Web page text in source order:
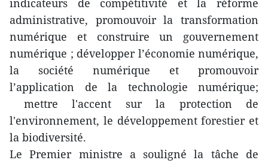
indicateurs de compétitivité et la réforme
administrative, promouvoir la transformation
numérique et construire un gouvernement
numérique ; développer l’économie numérique,
la société numérique et promouvoir
l’application de la technologie numérique;
mettre l'accent sur la protection de
l'environnement, le développement forestier et
la biodiversité.
Le Premier ministre a souligné la tâche de